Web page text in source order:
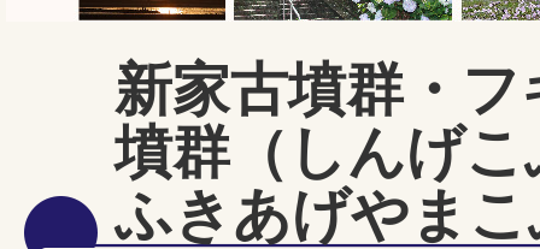
新家古墳群・
墳群（しんげ
ふきあげやま